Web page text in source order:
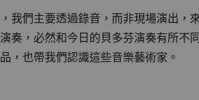
我們主要透過錄音，而非現場演出
奏，必然和今日的貝多芬演奏有所不
，也帶我們認識這些音樂藝術家。